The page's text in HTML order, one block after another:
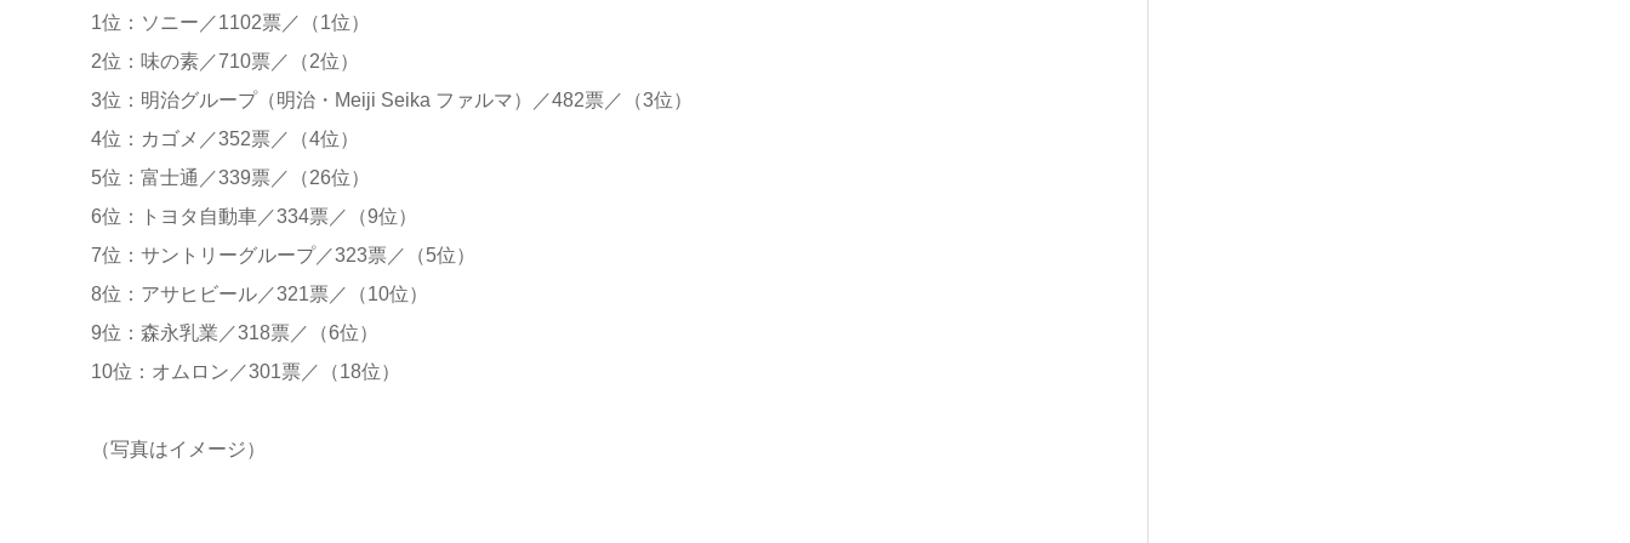
1位：ソニー／1102票／（1位）
2位：味の素／710票／（2位）
3位：明治グループ（明治・Meiji Seika ファルマ）／482票／（3位）
4位：カゴメ／352票／（4位）
5位：富士通／339票／（26位）
6位：トヨタ自動車／334票／（9位）
7位：サントリーグループ／323票／（5位）
8位：アサヒビール／321票／（10位）
9位：森永乳業／318票／（6位）
10位：オムロン／301票／（18位）
（写真はイメージ）